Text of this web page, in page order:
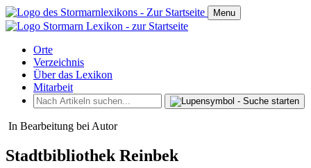
Menu
Orte
Verzeichnis
Über das Lexikon
Mitarbeit
In Bearbeitung bei Autor
Stadtbibliothek Reinbek